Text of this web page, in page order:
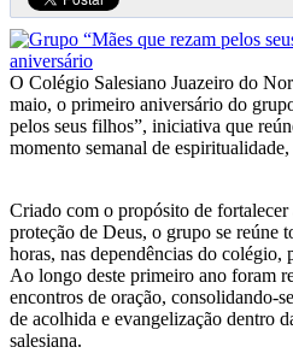
O Colégio Salesiano Juazeiro do
maio, o primeiro aniversário do
pelos seus filhos”, iniciativa que
momento semanal de
Criado com o propósito de
proteção de Deus, o grupo se reúne
horas, nas dependências do colégio,
Ao longo deste primeiro ano foram
encontros de oração, consolidando-
de acolhida e evangelização dentro
salesiana.